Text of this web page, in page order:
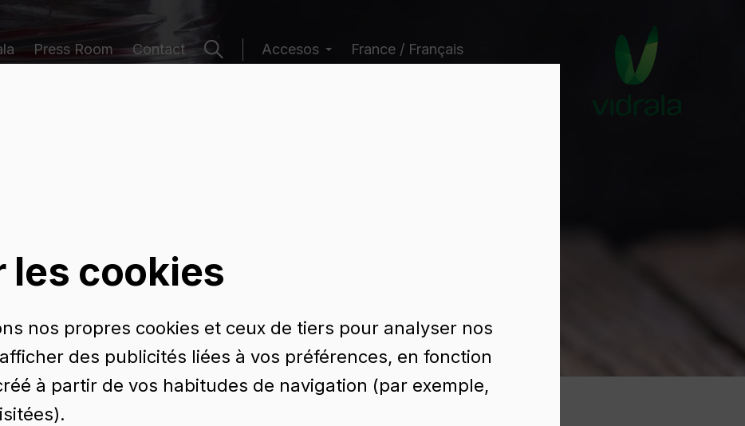
Press Room Contact Accesos France / Français
récipients
les cookies
nos propres cookies et ceux de tiers pour analyser nos
des publicités liées à vos préférences, en fonction
à partir de vos habitudes de navigation (par exemple,